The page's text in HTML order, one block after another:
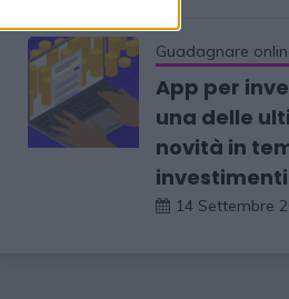
Guadagnare
App per
una delle
novità in
investimenti
14 Settembre